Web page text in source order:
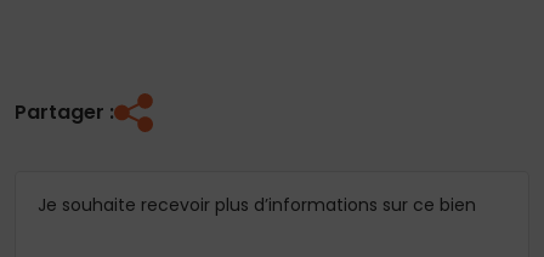
Partager :
Je souhaite recevoir plus d’informations sur ce bien